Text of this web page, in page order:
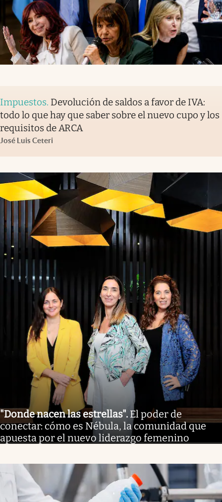
Impuestos. Devolución de saldos a favor de IVA:
todo lo que hay que saber sobre el nuevo cupo y los
requisitos de ARCA
José Luis Ceteri
"Donde nacen las estrellas". El poder de
conectar: cómo es Nébula, la comunidad que
apuesta por el nuevo liderazgo femenino